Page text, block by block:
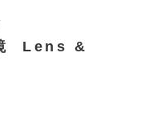
Lens &